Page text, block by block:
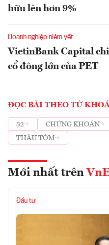
hữu lên hơn 9%
Doanh nghiệp niêm yết
VietinBank Capital
cổ đông lớn của PET
ĐỌC BÀI THEO TỪ
32 CHỨNG KHOÁN
THÂU TÓM
Mới nhất trên
Đầu tư